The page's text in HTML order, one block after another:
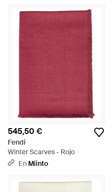
545,50 €
Fendi
Winter Scarves - Rojo
En Miinto